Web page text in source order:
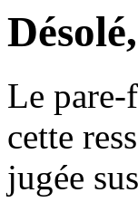
Le pare-
cette
jugée